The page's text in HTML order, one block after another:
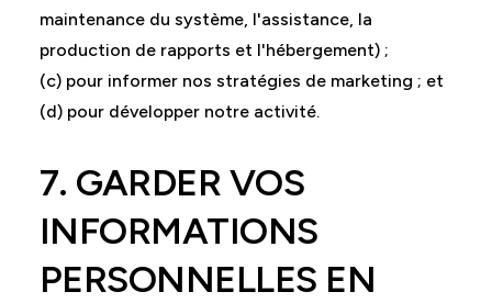
maintenance du système, l'assistance, la
production de rapports et l'hébergement) ;
(c) pour informer nos stratégies de marketing ; et
(d) pour développer notre activité.
7. GARDER VOS
INFORMATIONS
PERSONNELLES EN